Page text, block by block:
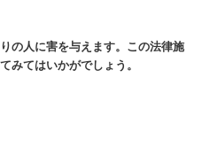
の人に害を与えます。この法律施
みてはいかがでしょう。